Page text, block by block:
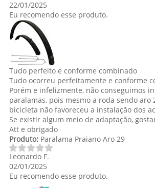
22/01/2025
Eu recomendo esse produto.
Tudo perfeito e conforme combinado
Tudo ocorreu perfeitamente e conforme
Porém e infelizmente, não conseguimos
paralamas, pois mesmo a roda sendo aro
bicicleta não favoreceu a instalação dos
Se existir algum meio de adaptação,
Att e obrigado
Produto:Paralama Praiano Aro 29
Leonardo F.
02/01/2025
Eu recomendo esse produto.